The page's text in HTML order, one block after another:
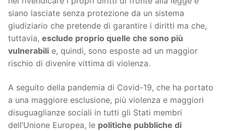
siano lasciate senza protezione da un sistema
giudiziario che pretende di garantire i diritti ma che,
tuttavia, esclude proprio quelle che sono più
vulnerabili e, quindi, sono esposte ad un maggior
rischio di divenire vittima di violenza.
A seguito della pandemia di Covid-19, che ha portato
a una maggiore esclusione, più violenza e maggiori
disuguaglianze sociali in tutti gli Stati membri
dell’Unione Europea, le politiche pubbliche di